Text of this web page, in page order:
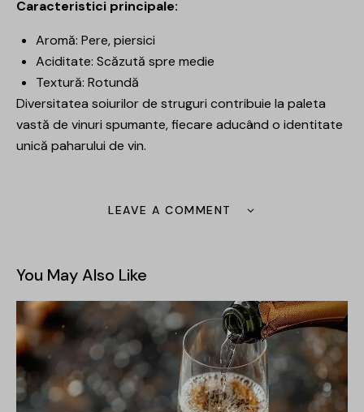
Caracteristici principale:
Aromă: Pere, piersici
Aciditate: Scăzută spre medie
Textură: Rotundă
Diversitatea soiurilor de struguri contribuie la paleta
vastă de vinuri spumante, fiecare aducând o identitate
unică paharului de vin.
LEAVE A COMMENT
You May Also Like